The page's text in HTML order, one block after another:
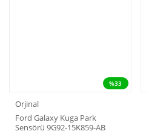
%33
Orjinal
Ford Galaxy Kuga Park
Sensörü 9G92-15K859-AB